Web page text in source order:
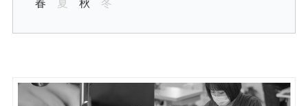
春 夏 秋 冬